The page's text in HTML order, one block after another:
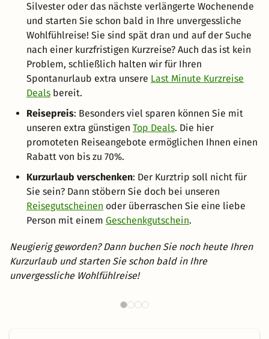
Silvester oder das nächste verlängerte Wochenende
und starten Sie schon bald in Ihre unvergessliche
Wohlfühlreise! Sie sind spät dran und auf der Suche
nach einer kurzfristigen Kurzreise? Auch das ist kein
Problem, schließlich halten wir für Ihren
Spontanurlaub extra unsere Last Minute Kurzreise
Deals bereit.
Reisepreis: Besonders viel sparen können Sie mit
unseren extra günstigen Top Deals. Die hier
promoteten Reiseangebote ermöglichen Ihnen einen
Rabatt von bis zu 70%.
Kurzurlaub verschenken: Der Kurztrip soll nicht für
Sie sein? Dann stöbern Sie doch bei unseren
Reisegutscheinen oder überraschen Sie eine liebe
Person mit einem Geschenkgutschein.
Neugierig geworden? Dann buchen Sie noch heute Ihren
Kurzurlaub und starten Sie schon bald in Ihre
unvergessliche Wohlfühlreise!